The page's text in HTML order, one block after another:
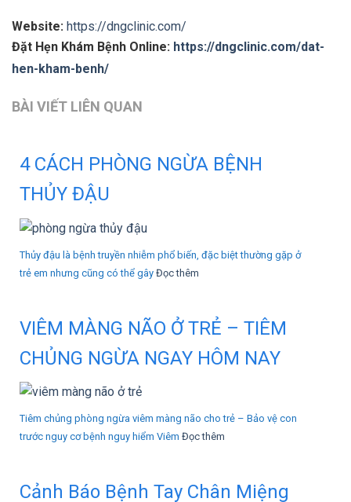
Website: https://dngclinic.com/
Đặt Hẹn Khám Bệnh Online: https://dngclinic.com/dat-
hen-kham-benh/
BÀI VIẾT LIÊN QUAN
4 CÁCH PHÒNG NGỪA BỆNH
THỦY ĐẬU
Thủy đậu là bệnh truyền nhiễm phổ biến, đặc biệt thường gặp ở
trẻ em nhưng cũng có thể gây Đọc thêm
VIÊM MÀNG NÃO Ở TRẺ – TIÊM
CHỦNG NGỪA NGAY HÔM NAY
Tiêm chủng phòng ngừa viêm màng não cho trẻ – Bảo vệ con
trước nguy cơ bệnh nguy hiểm Viêm Đọc thêm
Cảnh Báo Bệnh Tay Chân Miệng